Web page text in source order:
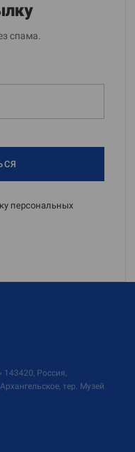
спама.
персональных
143420, Россия,
тер. Музей